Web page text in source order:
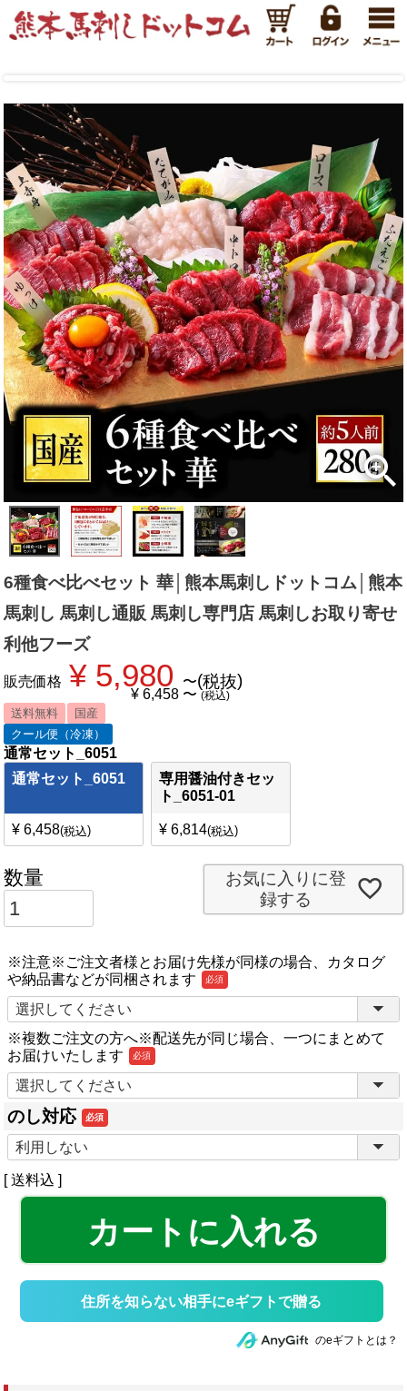
6種食べ比べセット 華│熊本馬刺しドットコム│熊本
馬刺し 馬刺し通販 馬刺し専門店 馬刺しお取り寄せ
利他フーズ
販売価格 ¥ 5,980 〜 税抜
¥ 6,458 〜 税込
送料無料
国産
クール便（冷凍）
通常セット_6051
通常セット_6051
¥ 6,458 税込
専用醤油付きセッ
ト_6051-01
¥ 6,814 税込
お気に入りに登
録する
カートに入れる
※注意※ご注文者様とお届け先様が同様の場合、カタログ
や納品書などが同梱されます
(必
※複数ご注文の方へ※配送先が同じ場合、一つにまとめて
お届けいたします
(必
須)
のし対応
(必
須)
送料込
住所を知らない相手にeギフトで贈る
のeギフトとは？